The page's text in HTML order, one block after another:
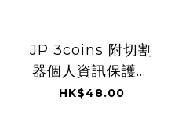
JP 3coins 附切割
器個人資訊保護印
章 9857
HK$48.00